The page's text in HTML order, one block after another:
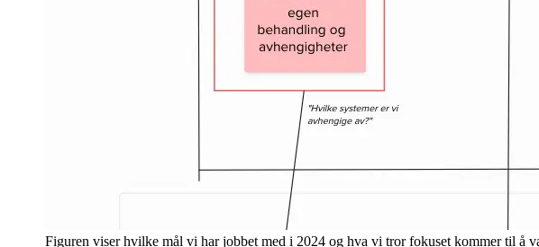
Figuren viser hvilke mål vi har jobbet med i 2024 og hva vi tror fokuset kommer til å